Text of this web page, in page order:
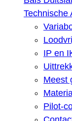
Technische
IP en
Meest
Pilot-